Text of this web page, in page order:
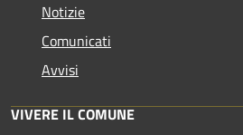
Notizie
Comunicati
Avvisi
VIVERE IL COMUNE